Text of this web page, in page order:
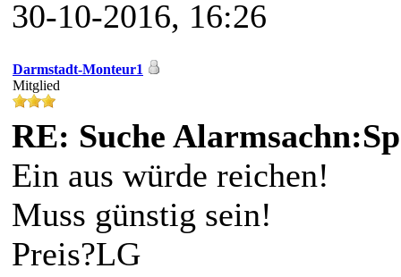
30-10-2016, 16:26
Darmstadt-Monteur1
Mitglied
RE: Suche
Ein aus würde reichen!
Muss günstig sein!
Preis?LG